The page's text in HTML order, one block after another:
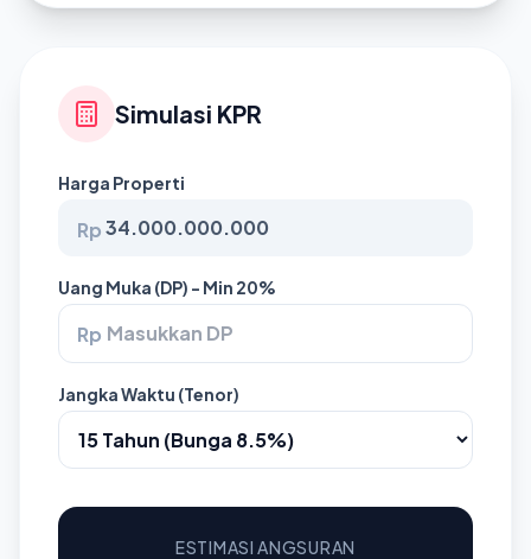
Simulasi KPR
Harga Properti
Rp
Uang Muka (DP) - Min 20%
Rp
Jangka Waktu (Tenor)
ESTIMASI ANGSURAN